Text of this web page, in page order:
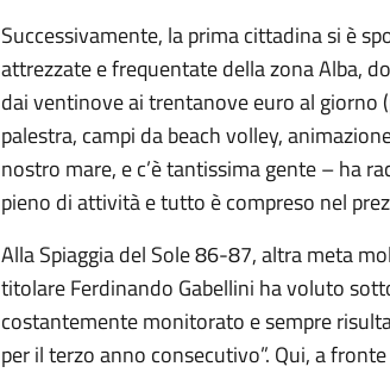
Successivamente, la prima cittadina si è
attrezzate e frequentate della zona Alba,
dai ventinove ai trentanove euro al giorno
palestra, campi da beach volley,
nostro mare, e c’è tantissima gente – ha
pieno di attività e tutto è compreso nel
Alla Spiaggia del Sole 86-87, altra meta
titolare Ferdinando Gabellini ha voluto
costantemente monitorato e sempre
per il terzo anno consecutivo”. Qui, a